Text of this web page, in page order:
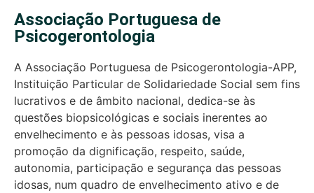
Associação Portuguesa de
Psicogerontologia
A Associação Portuguesa de Psicogerontologia-APP,
Instituição Particular de Solidariedade Social sem fins
lucrativos e de âmbito nacional, dedica-se às
questões biopsicológicas e sociais inerentes ao
envelhecimento e às pessoas idosas, visa a
promoção da dignificação, respeito, saúde,
autonomia, participação e segurança das pessoas
idosas, num quadro de envelhecimento ativo e de